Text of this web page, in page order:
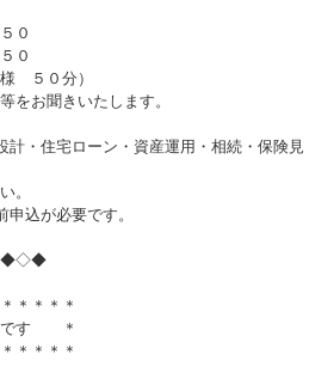
：５０
：５０
５０分）
をお聞きいたします。
計・住宅ローン・資産運用・相続・保険見
い。
込が必要です。
◆◇◆
＊＊＊＊
です ＊
＊＊＊＊